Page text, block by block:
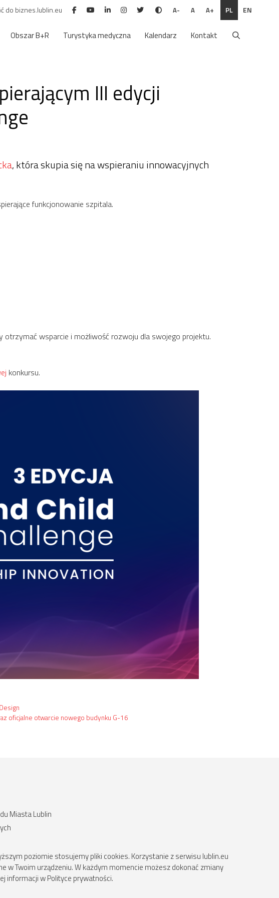
do biznes.lublin.eu A- A A+ PL EN
Obszar B+R Turystyka medyczna Kalendarz Kontakt
III edycji
, która skupia się na wspieraniu innowacyjnych
funkcjonowanie szpitala.
otrzymać wsparcie i możliwość rozwoju dla swojego projektu.
konkursu.
oficjalne otwarcie nowego budynku G-16
Miasta Lublin
poziomie stosujemy pliki cookies. Korzystanie z serwisu lublin.eu
w Twoim urządzeniu. W każdym momencie możesz dokonać zmiany
informacji w Polityce prywatności.